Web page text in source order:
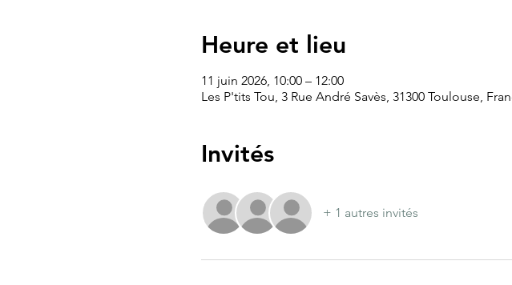
Heure et lieu
11 juin 2026, 10:00 – 12:00
Les P'tits Tou, 3 Rue André Savès, 31300 Toulouse,
Invités
+ 1 autres invités